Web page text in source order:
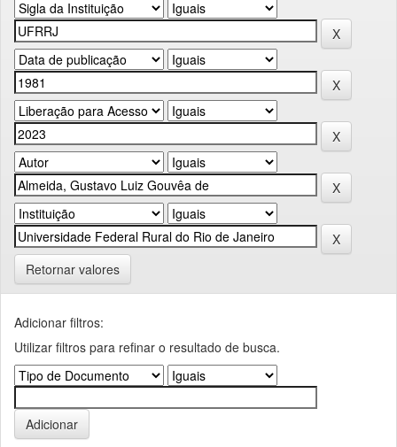
Retornar valores
Adicionar filtros:
Utilizar filtros para refinar o resultado de busca.